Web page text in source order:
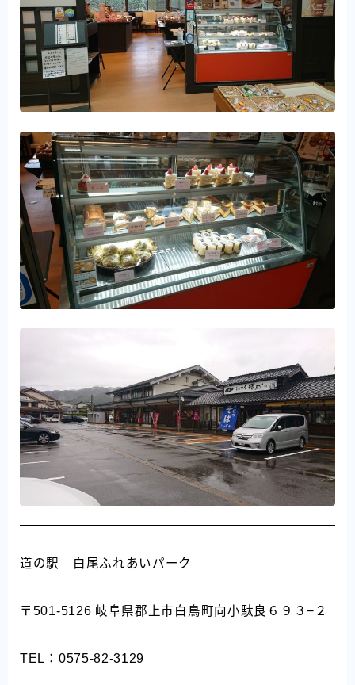
道の駅 白尾ふれあいパーク
〒501-5126 岐阜県郡上市白鳥町向小駄良６９３−２
TEL：0575-82-3129